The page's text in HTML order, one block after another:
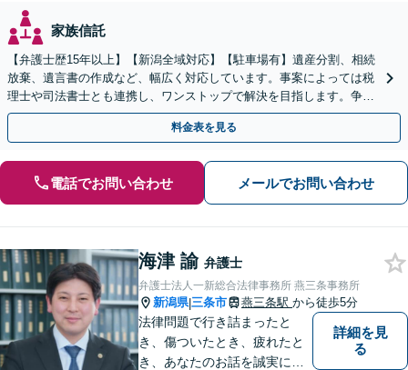
家族信託
【弁護士歴15年以上】【新潟全域対応】【駐車場有】遺産分割、相続
放棄、遺言書の作成など、幅広く対応しています。事案によっては税
理士や司法書士とも連携し、ワンストップで解決を目指します。争い
を防ぐためにもぜひご相談ください。【分割払い可】
料金表を見る
電話でお問い合わせ メールでお問い合わせ
海津 諭 弁護士
弁護士法人一新総合法律事務所 燕三条事務所
新潟県|三条市 燕三条駅 から徒歩5分
法律問題で行き詰まったと
き、傷ついたとき、疲れたと
き、あなたのお話を誠実にお
詳細を見
る